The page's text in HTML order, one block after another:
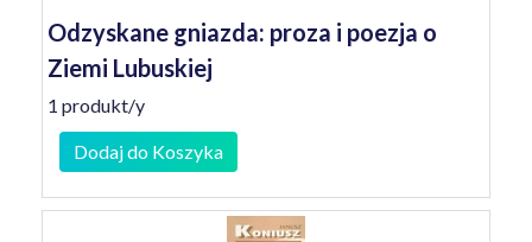
Odzyskane gniazda: proza i poezja o
Ziemi Lubuskiej
1 produkt/y
Dodaj do Koszyka